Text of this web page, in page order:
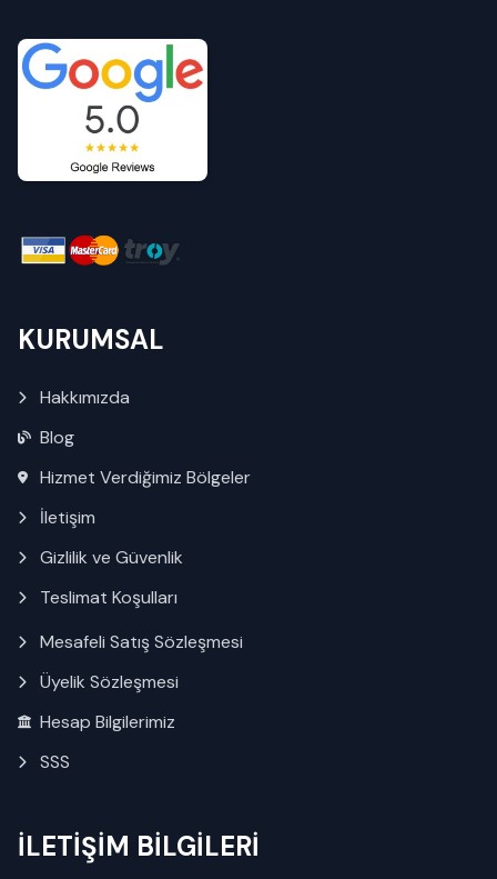
KURUMSAL
Hakkımızda
Blog
Hizmet Verdiğimiz Bölgeler
İletişim
Gizlilik ve Güvenlik
Teslimat Koşulları
Mesafeli Satış Sözleşmesi
Üyelik Sözleşmesi
Hesap Bilgilerimiz
SSS
İLETİŞİM BİLGİLERİ